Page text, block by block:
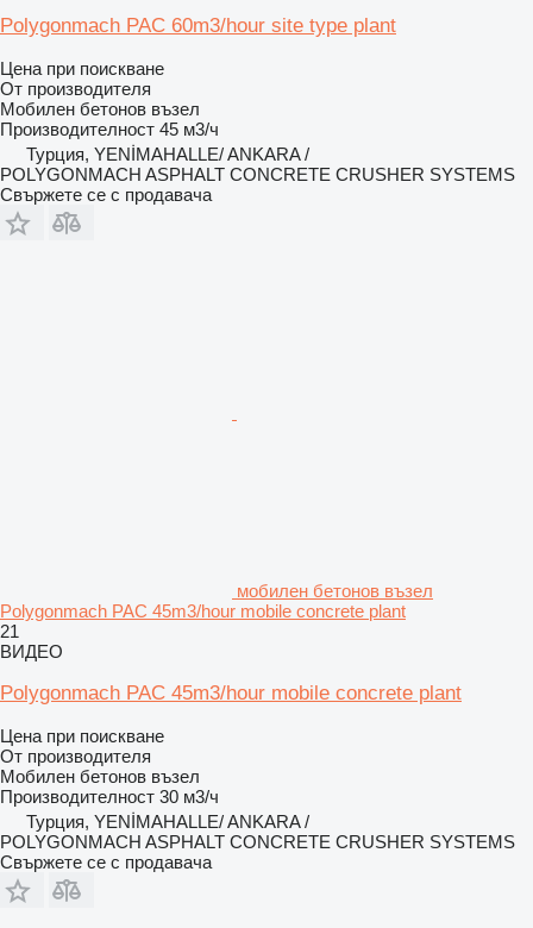
Polygonmach PAC 60m3/hour site type plant
Цена при поискване
От производителя
Мобилен бетонов възел
Производителност 45 м3/ч
Турция, YENİMAHALLE/ ANKARA /
POLYGONMACH ASPHALT CONCRETE CRUSHER SYSTEMS
Свържете се с продавача
мобилен бетонов възел
Polygonmach PAC 45m3/hour mobile concrete plant
21
ВИДЕО
Polygonmach PAC 45m3/hour mobile concrete plant
Цена при поискване
От производителя
Мобилен бетонов възел
Производителност 30 м3/ч
Турция, YENİMAHALLE/ ANKARA /
POLYGONMACH ASPHALT CONCRETE CRUSHER SYSTEMS
Свържете се с продавача